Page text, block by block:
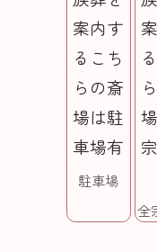
駐車場
全